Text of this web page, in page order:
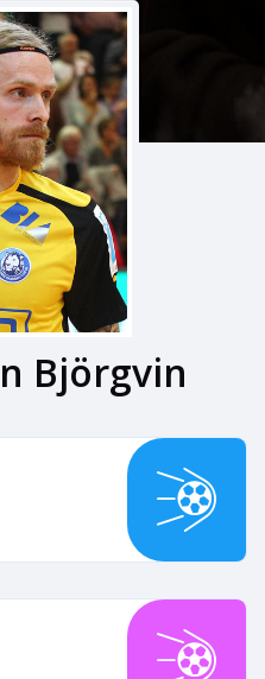
Björgvin